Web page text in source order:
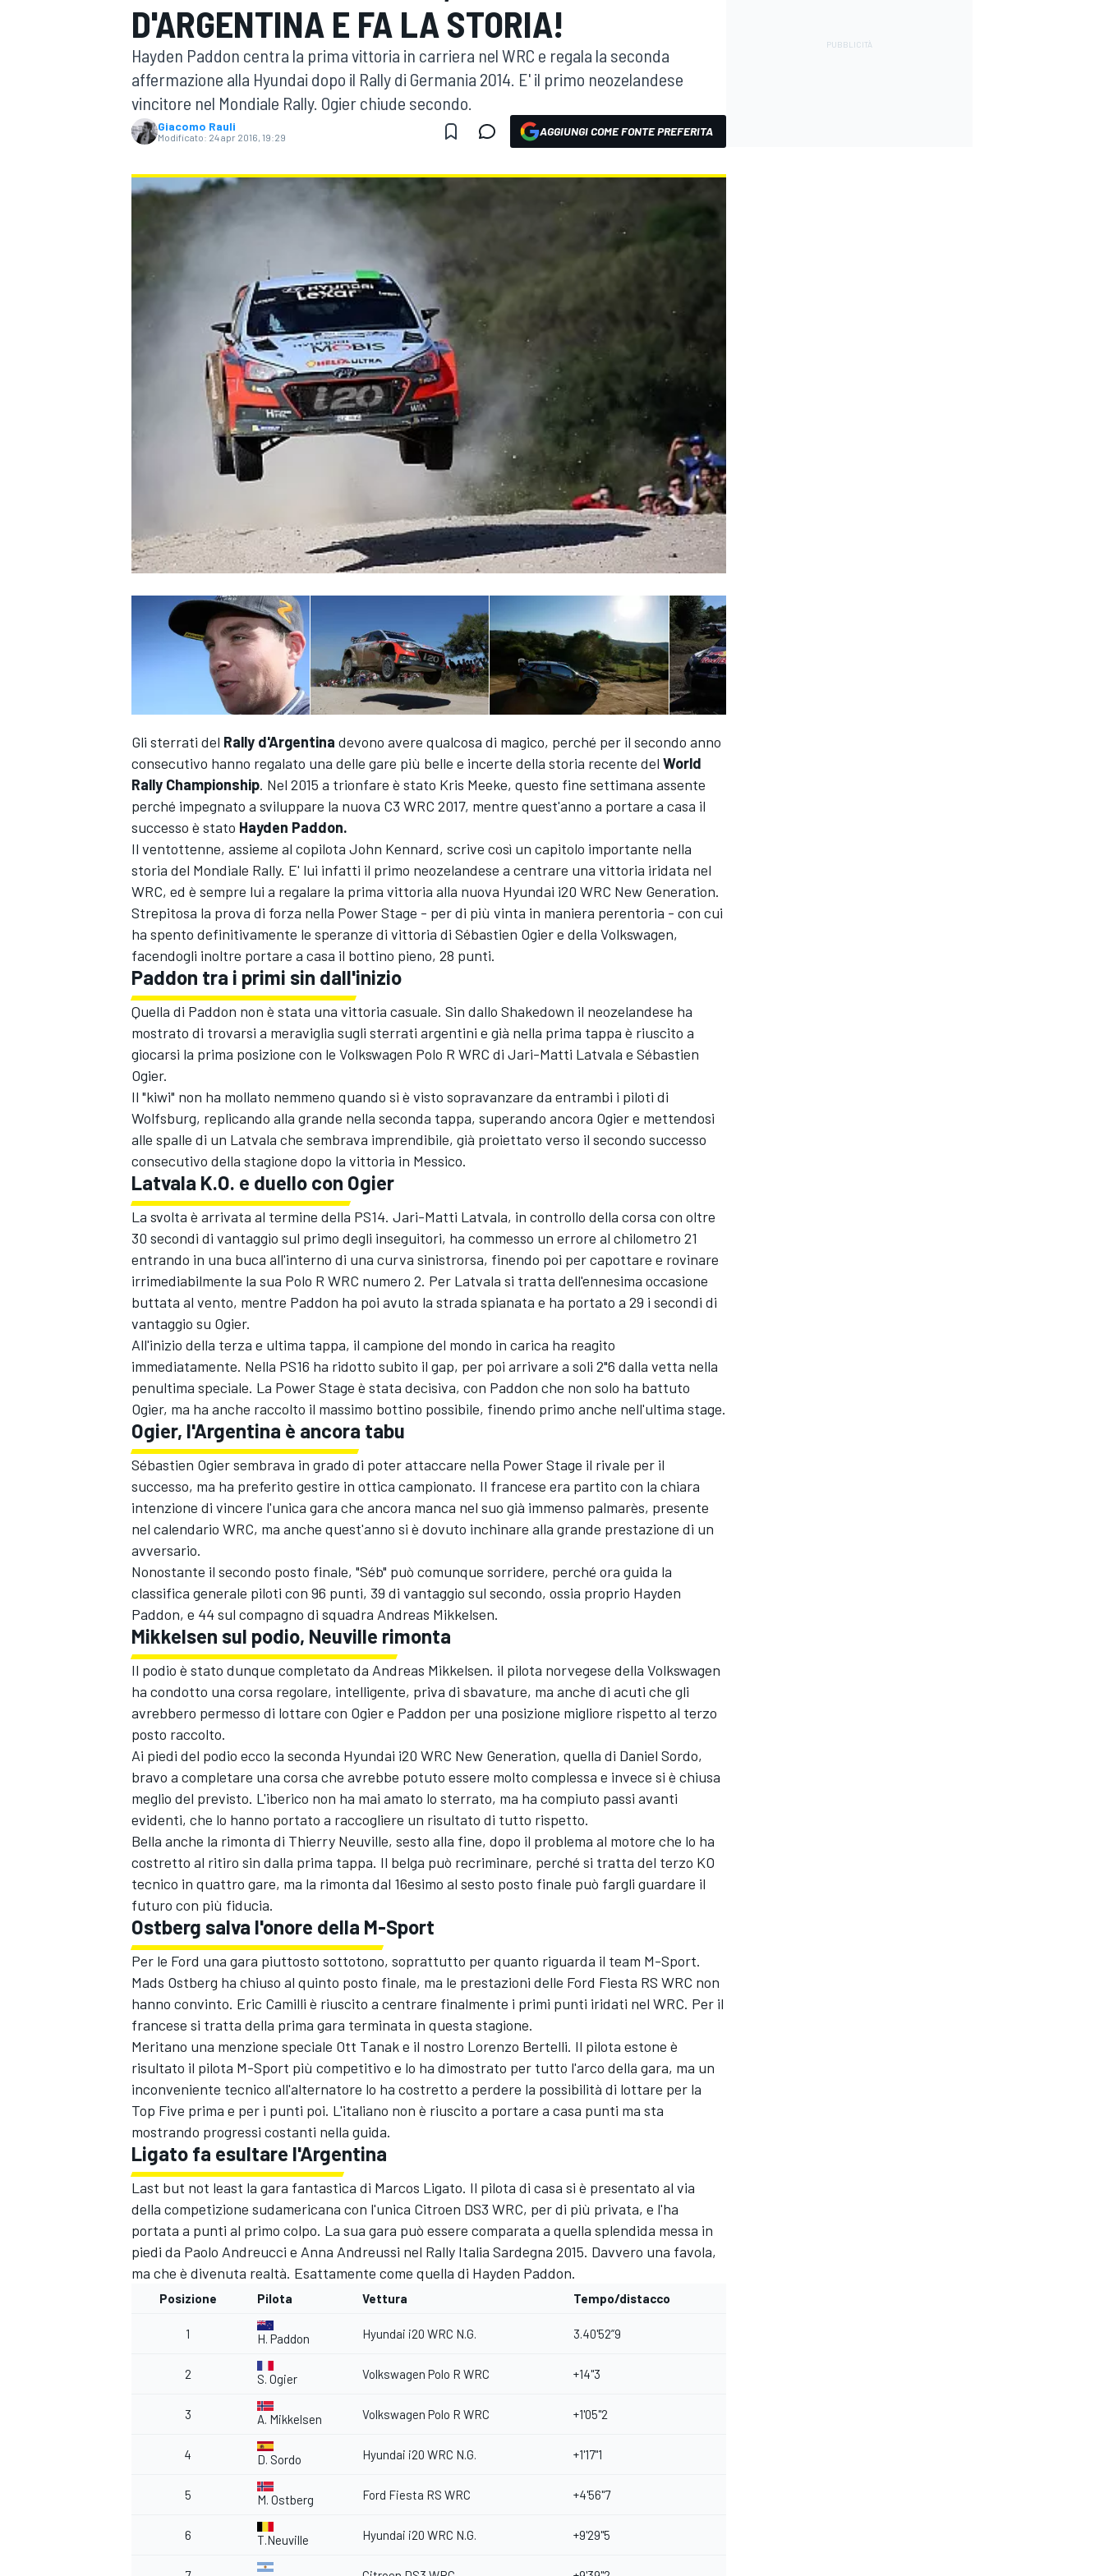
MOTOGP WEC
MONOPOSTO
ENDURANCE/GT
MONOMARCA
RALLY
D'ARGENTINA E FA LA STORIA!
Hayden Paddon centra la prima vittoria in carriera nel WRC e regala la seconda
affermazione alla Hyundai dopo il Rally di Germania 2014. E' il primo neozelandese
vincitore nel Mondiale Rally. Ogier chiude secondo.
Giacomo Rauli
Modificato: 24 apr 2016, 19:29 AGGIUNGI COME FONTE PREFERITA
Gli sterrati del Rally d'Argentina devono avere qualcosa di magico, perché per il secondo anno
consecutivo hanno regalato una delle gare più belle e incerte della storia recente del World
Rally Championship. Nel 2015 a trionfare è stato Kris Meeke, questo fine settimana assente
perché impegnato a sviluppare la nuova C3 WRC 2017, mentre quest'anno a portare a casa il
successo è stato Hayden Paddon.
Il ventottenne, assieme al copilota John Kennard, scrive così un capitolo importante nella
storia del Mondiale Rally. E' lui infatti il primo neozelandese a centrare una vittoria iridata nel
WRC, ed è sempre lui a regalare la prima vittoria alla nuova Hyundai i20 WRC New Generation.
Strepitosa la prova di forza nella Power Stage - per di più vinta in maniera perentoria - con cui
ha spento definitivamente le speranze di vittoria di Sébastien Ogier e della Volkswagen,
facendogli inoltre portare a casa il bottino pieno, 28 punti.
Paddon tra i primi sin dall'inizio
Quella di Paddon non è stata una vittoria casuale. Sin dallo Shakedown il neozelandese ha
mostrato di trovarsi a meraviglia sugli sterrati argentini e già nella prima tappa è riuscito a
giocarsi la prima posizione con le Volkswagen Polo R WRC di Jari-Matti Latvala e Sébastien
Ogier.
Il "kiwi" non ha mollato nemmeno quando si è visto sopravanzare da entrambi i piloti di
Wolfsburg, replicando alla grande nella seconda tappa, superando ancora Ogier e mettendosi
alle spalle di un Latvala che sembrava imprendibile, già proiettato verso il secondo successo
consecutivo della stagione dopo la vittoria in Messico.
Latvala K.O. e duello con Ogier
La svolta è arrivata al termine della PS14. Jari-Matti Latvala, in controllo della corsa con oltre
30 secondi di vantaggio sul primo degli inseguitori, ha commesso un errore al chilometro 21
entrando in una buca all'interno di una curva sinistrorsa, finendo poi per capottare e rovinare
irrimediabilmente la sua Polo R WRC numero 2. Per Latvala si tratta dell'ennesima occasione
buttata al vento, mentre Paddon ha poi avuto la strada spianata e ha portato a 29 i secondi di
vantaggio su Ogier.
All'inizio della terza e ultima tappa, il campione del mondo in carica ha reagito
immediatamente. Nella PS16 ha ridotto subito il gap, per poi arrivare a soli 2"6 dalla vetta nella
penultima speciale. La Power Stage è stata decisiva, con Paddon che non solo ha battuto
Ogier, ma ha anche raccolto il massimo bottino possibile, finendo primo anche nell'ultima stage.
Ogier, l'Argentina è ancora tabu
Sébastien Ogier sembrava in grado di poter attaccare nella Power Stage il rivale per il
successo, ma ha preferito gestire in ottica campionato. Il francese era partito con la chiara
intenzione di vincere l'unica gara che ancora manca nel suo già immenso palmarès, presente
nel calendario WRC, ma anche quest'anno si è dovuto inchinare alla grande prestazione di un
avversario.
Nonostante il secondo posto finale, "Séb" può comunque sorridere, perché ora guida la
classifica generale piloti con 96 punti, 39 di vantaggio sul secondo, ossia proprio Hayden
Paddon, e 44 sul compagno di squadra Andreas Mikkelsen.
Mikkelsen sul podio, Neuville rimonta
Il podio è stato dunque completato da Andreas Mikkelsen. il pilota norvegese della Volkswagen
ha condotto una corsa regolare, intelligente, priva di sbavature, ma anche di acuti che gli
avrebbero permesso di lottare con Ogier e Paddon per una posizione migliore rispetto al terzo
posto raccolto.
Ai piedi del podio ecco la seconda Hyundai i20 WRC New Generation, quella di Daniel Sordo,
bravo a completare una corsa che avrebbe potuto essere molto complessa e invece si è chiusa
meglio del previsto. L'iberico non ha mai amato lo sterrato, ma ha compiuto passi avanti
evidenti, che lo hanno portato a raccogliere un risultato di tutto rispetto.
Bella anche la rimonta di Thierry Neuville, sesto alla fine, dopo il problema al motore che lo ha
costretto al ritiro sin dalla prima tappa. Il belga può recriminare, perché si tratta del terzo KO
tecnico in quattro gare, ma la rimonta dal 16esimo al sesto posto finale può fargli guardare il
futuro con più fiducia.
Ostberg salva l'onore della M-Sport
Per le Ford una gara piuttosto sottotono, soprattutto per quanto riguarda il team M-Sport.
Mads Ostberg ha chiuso al quinto posto finale, ma le prestazioni delle Ford Fiesta RS WRC non
hanno convinto. Eric Camilli è riuscito a centrare finalmente i primi punti iridati nel WRC. Per il
francese si tratta della prima gara terminata in questa stagione.
Meritano una menzione speciale Ott Tanak e il nostro Lorenzo Bertelli. Il pilota estone è
risultato il pilota M-Sport più competitivo e lo ha dimostrato per tutto l'arco della gara, ma un
inconveniente tecnico all'alternatore lo ha costretto a perdere la possibilità di lottare per la
Top Five prima e per i punti poi. L'italiano non è riuscito a portare a casa punti ma sta
mostrando progressi costanti nella guida.
Ligato fa esultare l'Argentina
Last but not least la gara fantastica di Marcos Ligato. Il pilota di casa si è presentato al via
della competizione sudamericana con l'unica Citroen DS3 WRC, per di più privata, e l'ha
portata a punti al primo colpo. La sua gara può essere comparata a quella splendida messa in
piedi da Paolo Andreucci e Anna Andreussi nel Rally Italia Sardegna 2015. Davvero una favola,
ma che è divenuta realtà. Esattamente come quella di Hayden Paddon.
Posizione Pilota Vettura Tempo/distacco
1 H. Paddon Hyundai i20 WRC N.G. 3.40'52”9
2 S. Ogier Volkswagen Polo R WRC +14"3
3 A. Mikkelsen Volkswagen Polo R WRC +1'05"2
4 D. Sordo Hyundai i20 WRC N.G. +1'17"1
5 M. Ostberg Ford Fiesta RS WRC +4'56"7
6 T.Neuville Hyundai i20 WRC N.G. +9'29"5